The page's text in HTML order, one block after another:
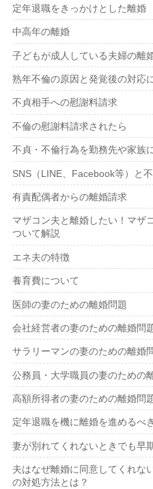
定年退職をきっかけとした離婚
中高年の離婚
子どもが成人している夫婦の離
熟年不倫の原因と発覚後の対応
不貞相手への慰謝料請求
不倫の慰謝料請求されたら
不貞・不倫行為を勤務先や家族
SNS（LINE、Facebook等）と
有責配偶者からの離婚請求
マザコン夫と離婚したい！マザ
ついて解説
エネ夫の特徴
養育費について
医師の妻のための離婚問題
会社経営者の妻のための離婚問
サラリーマンの妻のための離婚
公務員・大学職員の妻のための
高額所得者の妻のための離婚問
定年退職を機に離婚を進めるべ
妻が別れてくれないときでも早
夫はなぜ離婚に同意してくれな
の対処方法とは？